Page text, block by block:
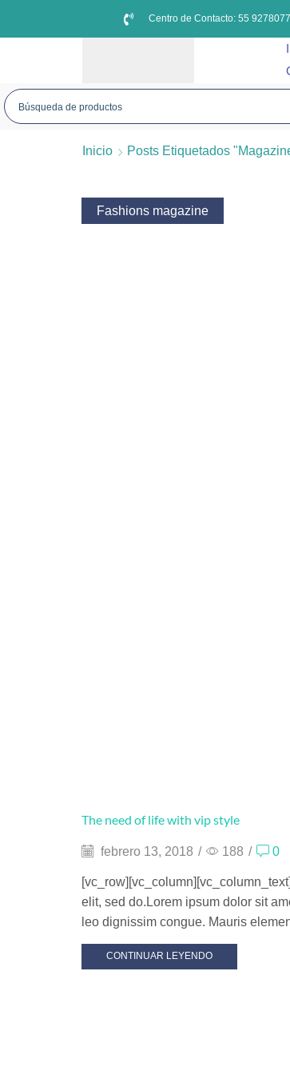
Centro de Contacto: 55
Inicio Posts Etiquetados
Fashions magazine
The need of life with vip style
febrero 13, 2018 / 188 / 0
elit, sed do.Lorem ipsum dolor sit
leo dignissim congue. Mauris
CONTINUAR LEYENDO